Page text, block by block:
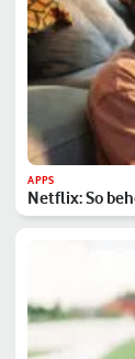
APPS
Netflix: So